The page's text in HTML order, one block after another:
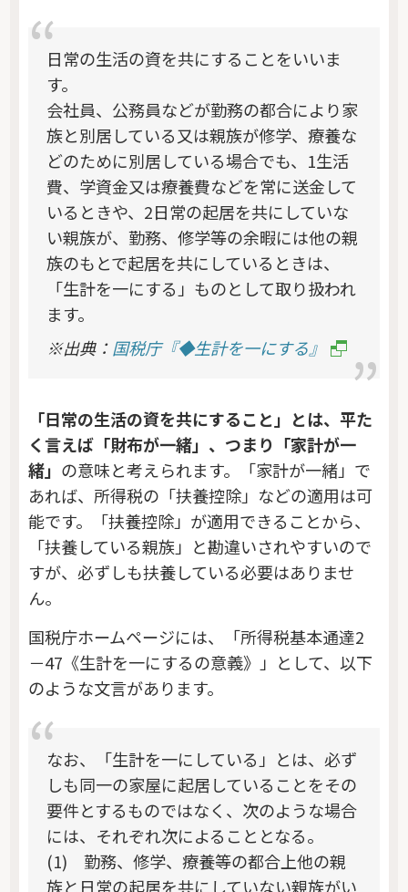
日常の生活の資を共にすることをいいま
す。
会社員、公務員などが勤務の都合により家
族と別居している又は親族が修学、療養な
どのために別居している場合でも、1生活
費、学資金又は療養費などを常に送金して
いるときや、2日常の起居を共にしていな
い親族が、勤務、修学等の余暇には他の親
族のもとで起居を共にしているときは、
「生計を一にする」ものとして取り扱われ
ます。
※出典： 国税庁『◆生計を一にする』
「日常の生活の資を共にすること」とは、平た
く言えば「財布が一緒」、つまり「家計が一
緒」 の意味と考えられます。「家計が一緒」で
あれば、所得税の「扶養控除」などの適用は可
能です。「扶養控除」が適用できることから、
「扶養している親族」と勘違いされやすいので
すが、必ずしも扶養している必要はありませ
ん。
国税庁ホームページには、「所得税基本通達2
－47《生計を一にするの意義》」として、以下
のような文言があります。
なお、「生計を一にしている」とは、必ず
しも同一の家屋に起居していることをその
要件とするものではなく、次のような場合
には、それぞれ次によることとなる。
(1) 勤務、修学、療養等の都合上他の親
族と日常の起居を共にしていない親族がい